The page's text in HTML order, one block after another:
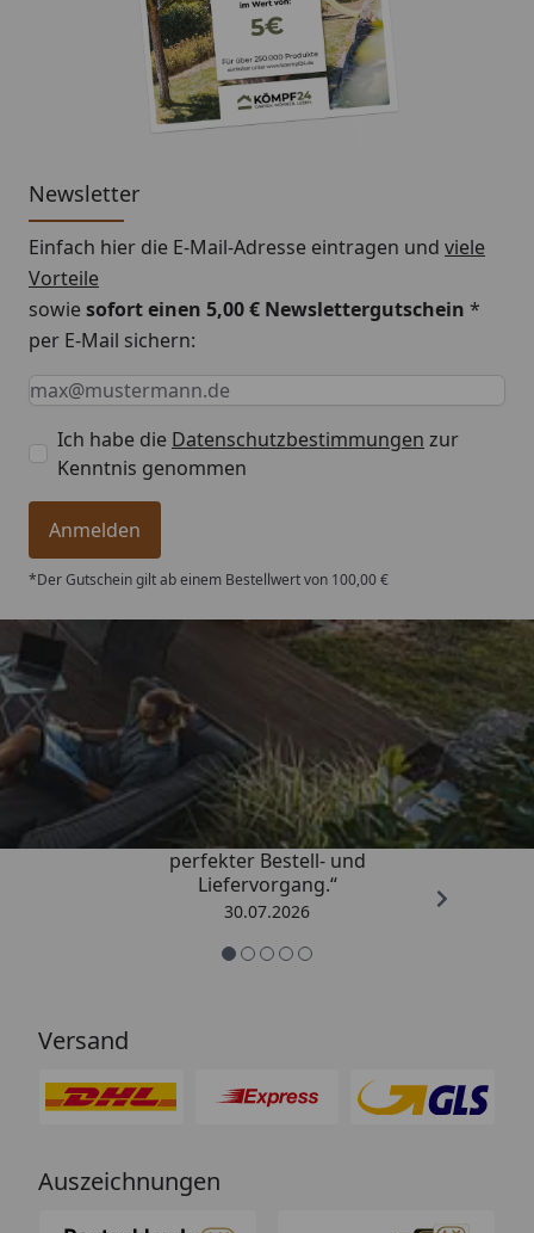
Professioneller Montageservice
zum Festpreis erhältlich
(nur bei gleichzeitiger Montage
Montageanleitung EPDM Dachfolie
Newsletter
Einfach hier die E-Mail-Adresse eintragen und viele
Vorteile
sowiesofort einen 5,00 € Newslettergutschein *
per E-Mail sichern:
Keine Eingabe erforderlich
Eingabe erforderlich
E-Mail *
Ich habe die Datenschutzbestimmungen zur
Kenntnis genommen
Anmelden
*Der Gutschein gilt ab einem Bestellwert von 100,00 €
Trusted Shops
4,76/ 5
„Qualitativ sehr gute Ware und ein
perfekter Bestell- und
Liefervorgang.“
30.07.2026
Versand
Auszeichnungen